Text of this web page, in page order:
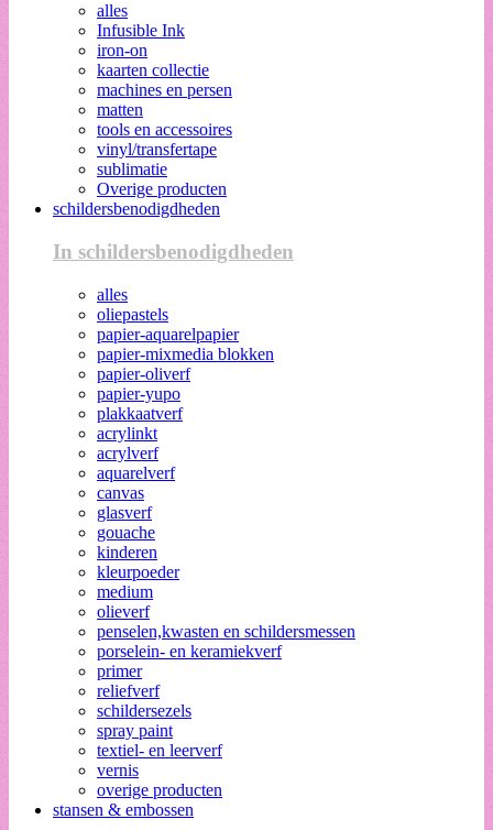
alles
Infusible Ink
iron-on
kaarten collectie
machines en persen
matten
tools en accessoires
vinyl/transfertape
sublimatie
Overige producten
schildersbenodigdheden
In schildersbenodigdheden
alles
oliepastels
papier-aquarelpapier
papier-mixmedia blokken
papier-oliverf
papier-yupo
plakkaatverf
acrylinkt
acrylverf
aquarelverf
canvas
glasverf
gouache
kinderen
kleurpoeder
medium
olieverf
penselen,kwasten en schildersmessen
porselein- en keramiekverf
primer
reliefverf
schildersezels
spray paint
textiel- en leerverf
vernis
overige producten
stansen & embossen